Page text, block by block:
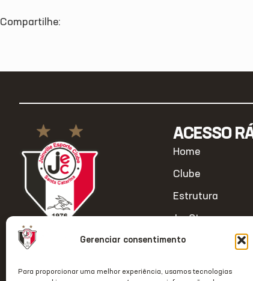
Gerenciar consentimento
Para proporcionar uma melhor experiência, usamos tecnologias
Compartilhe:
ACESSO
Home
Clube
Estrutura
JecStore
2026 © Todos os direitos reservados